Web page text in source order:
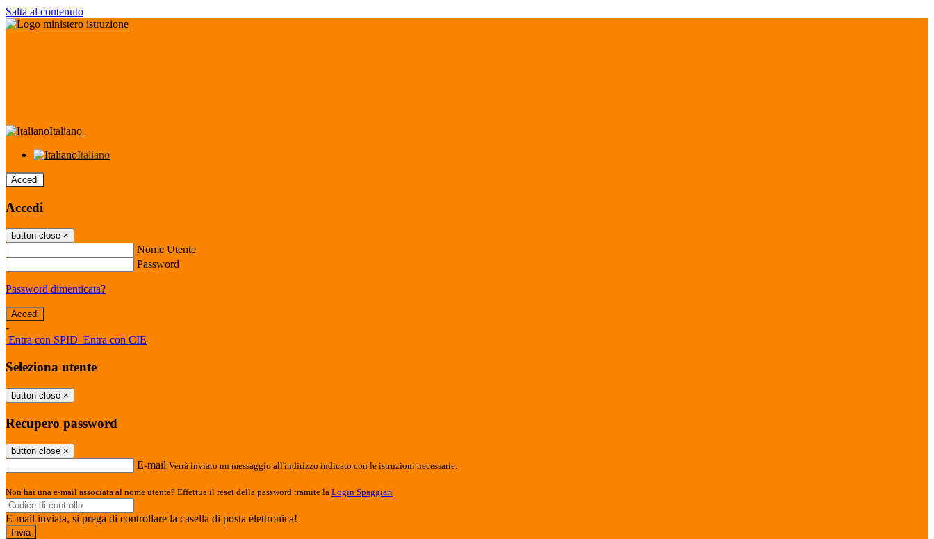
Salta al contenuto
Italiano
Italiano
Accedi
Accedi
button close ×
Nome Utente
Password
Password dimenticata?
-
Entra con SPID Entra con CIE
Seleziona utente
button close ×
Recupero password
button close ×
E-mail Verrà inviato un messaggio all'indirizzo indicato con le istruzioni necessarie.
Non hai una e-mail associata al nome utente? Effettua il reset della password tramite la Login Spaggiari
E-mail inviata, si prega di controllare la casella di posta elettronica!